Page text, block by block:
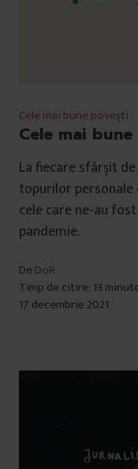
Cele mai bune povești
Cele mai
La fiecare sfârșit
topurilor personale
cele care ne-au
pandemie.
De DoR
Timp de citire: 13
17 decembrie 2021